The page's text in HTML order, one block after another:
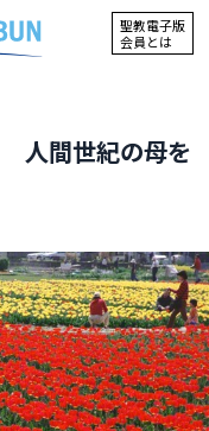
聖教電子版
会員とは
人間世紀の母を